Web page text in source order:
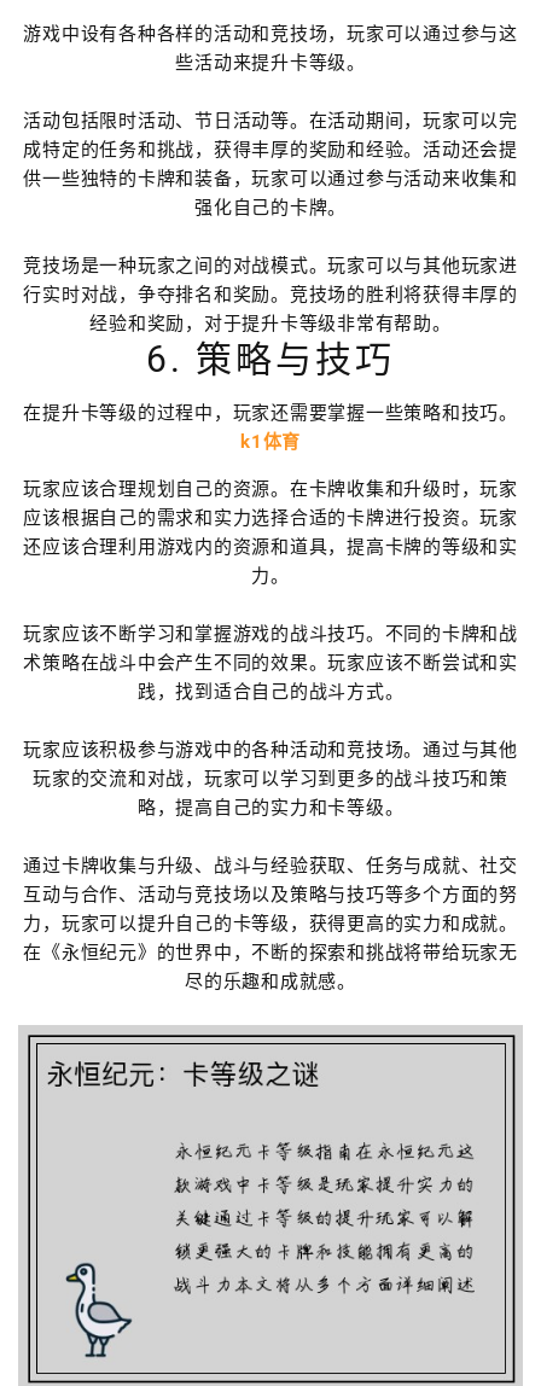
游戏中设有各种各样的活动和竞技场，玩家可以通过参与这
些活动来提升卡等级。
活动包括限时活动、节日活动等。在活动期间，玩家可以完
成特定的任务和挑战，获得丰厚的奖励和经验。活动还会提
供一些独特的卡牌和装备，玩家可以通过参与活动来收集和
强化自己的卡牌。
竞技场是一种玩家之间的对战模式。玩家可以与其他玩家进
行实时对战，争夺排名和奖励。竞技场的胜利将获得丰厚的
经验和奖励，对于提升卡等级非常有帮助。
6. 策略与技巧
在提升卡等级的过程中，玩家还需要掌握一些策略和技巧。
k1体育
玩家应该合理规划自己的资源。在卡牌收集和升级时，玩家
应该根据自己的需求和实力选择合适的卡牌进行投资。玩家
还应该合理利用游戏内的资源和道具，提高卡牌的等级和实
力。
玩家应该不断学习和掌握游戏的战斗技巧。不同的卡牌和战
术策略在战斗中会产生不同的效果。玩家应该不断尝试和实
践，找到适合自己的战斗方式。
玩家应该积极参与游戏中的各种活动和竞技场。通过与其他
玩家的交流和对战，玩家可以学习到更多的战斗技巧和策
略，提高自己的实力和卡等级。
通过卡牌收集与升级、战斗与经验获取、任务与成就、社交
互动与合作、活动与竞技场以及策略与技巧等多个方面的努
力，玩家可以提升自己的卡等级，获得更高的实力和成就。
在《永恒纪元》的世界中，不断的探索和挑战将带给玩家无
尽的乐趣和成就感。